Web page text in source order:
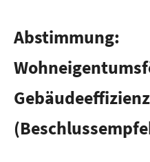
Abstimmung: